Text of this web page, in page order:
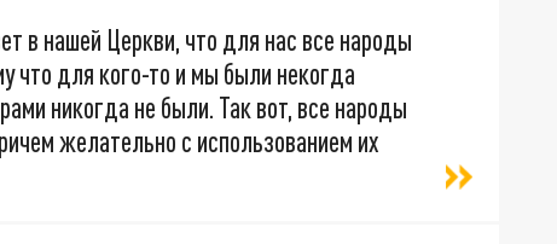
в нашей Церкви, что для нас все народы
что для кого-то и мы были некогда
никогда не были. Так вот, все народы
желательно с использованием их